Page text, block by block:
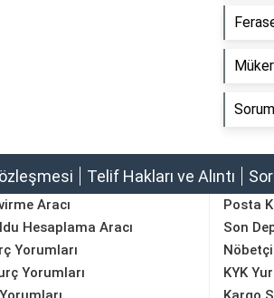
Telif Hakları ve Alıntı
Aracı
Hesaplama Aracı
Yorumları
Yorumları
Posta
Son
KYK